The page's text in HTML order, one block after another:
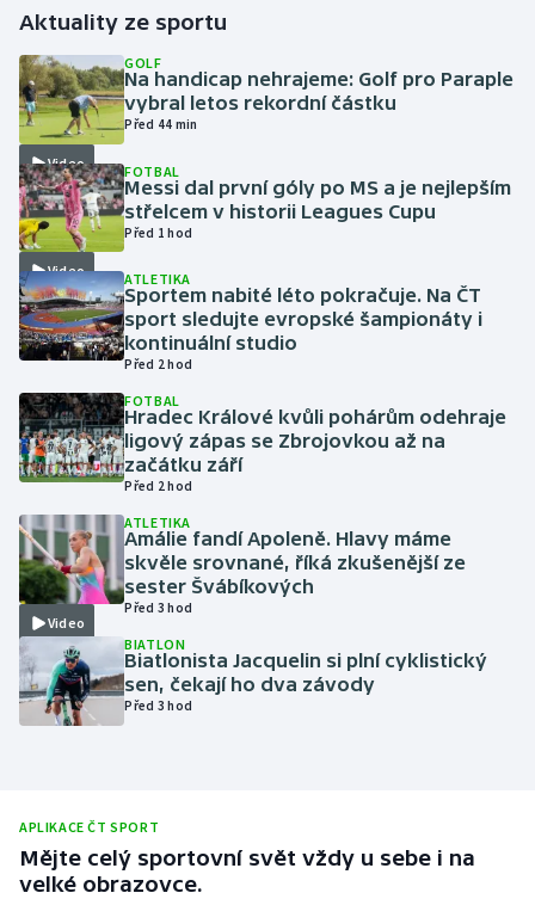
Golf
Gymnastika
Házená
Jezdectví
Judo
Krasobruslení
Lezení
Lyže a snowboard
Moderní pětiboj
Motorsport
Olympijské hry
Parasport
Ragby
Aktuality ze sportu
Video
GOLF
Na handicap nehrajeme: Golf pro Paraple
vybral letos rekordní částku
Před 44 min
Video
FOTBAL
Messi dal první góly po MS a je nejlepším
střelcem v historii Leagues Cupu
Před 1 hod
ATLETIKA
Sportem nabité léto pokračuje. Na ČT
sport sledujte evropské šampionáty i
kontinuální studio
Před 2 hod
FOTBAL
Hradec Králové kvůli pohárům odehraje
ligový zápas se Zbrojovkou až na
začátku září
Před 2 hod
Video
ATLETIKA
Amálie fandí Apoleně. Hlavy máme
skvěle srovnané, říká zkušenější ze
sester Švábíkových
Před 3 hod
BIATLON
Biatlonista Jacquelin si plní cyklistický
sen, čekají ho dva závody
Před 3 hod
APLIKACE ČT SPORT
Mějte celý sportovní svět vždy u sebe i na
velké obrazovce.